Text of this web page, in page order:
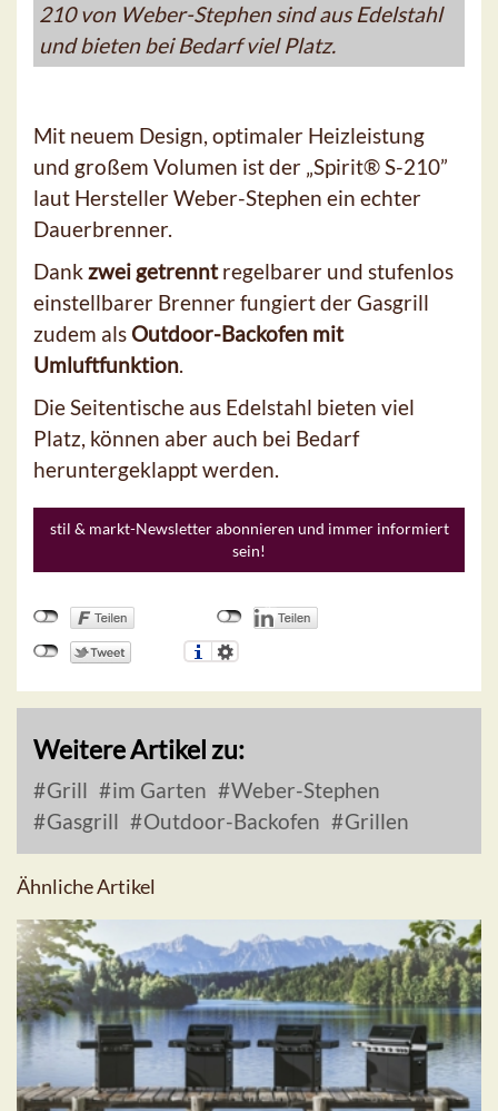
210 von Weber-Stephen sind aus Edelstahl
und bieten bei Bedarf viel Platz.
Mit neuem Design, optimaler Heizleistung
und großem Volumen ist der „Spirit® S-210”
laut Hersteller Weber-Stephen ein echter
Dauerbrenner.
Dank zwei getrenntregelbarer und stufenlos
einstellbarer Brenner fungiert der Gasgrill
zudem alsOutdoor-Backofen mit
Umluftfunktion.
Die Seitentische aus Edelstahl bieten viel
Platz, können aber auch bei Bedarf
heruntergeklappt werden.
stil & markt-Newsletter abonnieren und immer informiert
sein!
Weitere Artikel zu:
Grill im Garten
Weber-Stephen
Gasgrill
Outdoor-Backofen Grillen
Ähnliche Artikel